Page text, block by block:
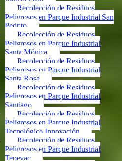
Recolección de Residuos
Peligrosos en Parque Industrial San
Pedrito
Recolección de Residuos
Peligrosos en Parque Industrial
Santa Mónica
Recolección de Residuos
Peligrosos en Parque Industrial
Santa Rosa
Recolección de Residuos
Peligrosos en Parque Industrial
Santiago
Recolección de Residuos
Peligrosos en Parque Industrial
Tecnológico Innovación
Recolección de Residuos
Peligrosos en Parque Industrial
Tepeyac